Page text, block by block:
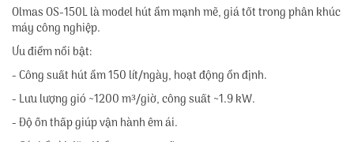
Olmas OS-150L là model hút ẩm mạnh mẽ, giá tốt trong phân khúc
máy công nghiệp.
Ưu điểm nổi bật:
- Công suất hút ẩm 150 lít/ngày, hoạt động ổn định.
- Lưu lượng gió ~1200 m³/giờ, công suất ~1.9 kW.
- Độ ồn thấp giúp vận hành êm ái.